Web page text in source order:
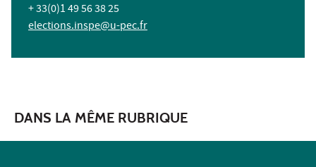
+ 33(0)1 49 56 38 25
elections.inspe@u-pec.fr
DANS LA MÊME RUBRIQUE